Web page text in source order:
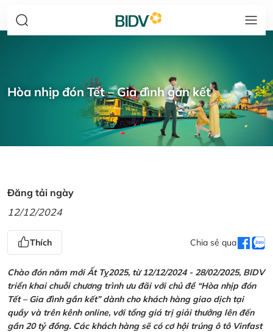
Hòa nhịp đón Tết – Gia đình gắn kết
Đăng tải ngày
12/12/2024
Thích Chia sẻ qua
Chào đón năm mới Ất Tỵ2025, từ 12/12/2024 - 28/02/2025, BIDV
triển khai chuỗi chương trình ưu đãi với chủ đề “Hòa nhịp đón
Tết – Gia đình gắn kết” dành cho khách hàng giao dịch tại
quầy và trên kênh online, với tổng giá trị giải thưởng lên đến
gần 20 tỷ đồng. Các khách hàng sẽ có cơ hội trúng ô tô Vinfast